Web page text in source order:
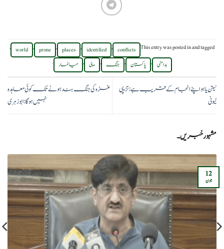
This entry was posted inand tagged
conflicts
,
identified
,
places
,
prone
,
world
,
بدامنی , پاکستان , جنگ , مالی , میانمار .
نیتن یاہو اپنے انجام کے قریب ہے: تزیپی
لیونی
غزہ کی جنگ بند ہونے تک کوئی معاہدہ
نہیں ہوگا: ابوزہری
مشہور خبریں۔
12
جون